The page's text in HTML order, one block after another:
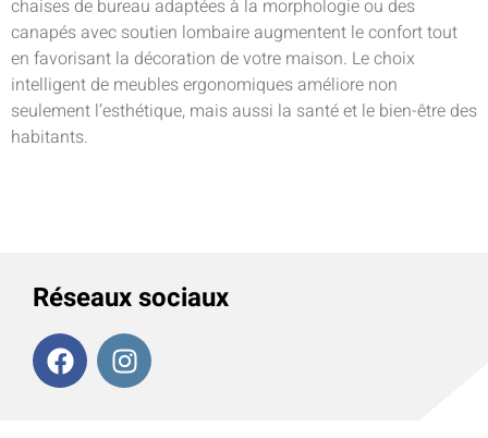
chaises de bureau adaptées à la morphologie ou des
canapés avec soutien lombaire augmentent le confort tout
en favorisant la décoration de votre maison. Le choix
intelligent de meubles ergonomiques améliore non
seulement l’esthétique, mais aussi la santé et le bien-être des
habitants.
Réseaux sociaux